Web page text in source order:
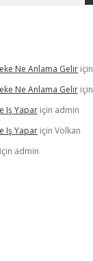
Ne Anlama Gelir için
Ne Anlama Gelir için
Iş Yapar için admin
Iş Yapar için Volkan
için admin